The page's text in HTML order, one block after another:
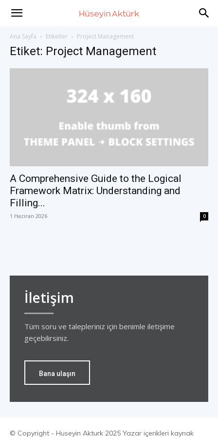
Huseyin
Akturk
International
Development
Consultant
Ana Sayfa Etiketler Project Management
Etiket: Project Management
A Comprehensive Guide to the Logical
Framework Matrix: Understanding and
Filling...
1 Haziran 2026 0
İletişim
Tüm soru ve talepleriniz için benimle iletişime
geçebilirsiniz.
Bana ulaşın
© Copyright - Huseyin Akturk 2025 Yazar içerikleri kaynak